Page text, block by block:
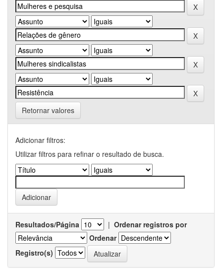
Retornar valores
Adicionar filtros:
Utilizar filtros para refinar o resultado de busca.
Resultados/Página | Ordenar registros por
Ordenar
Registro(s)